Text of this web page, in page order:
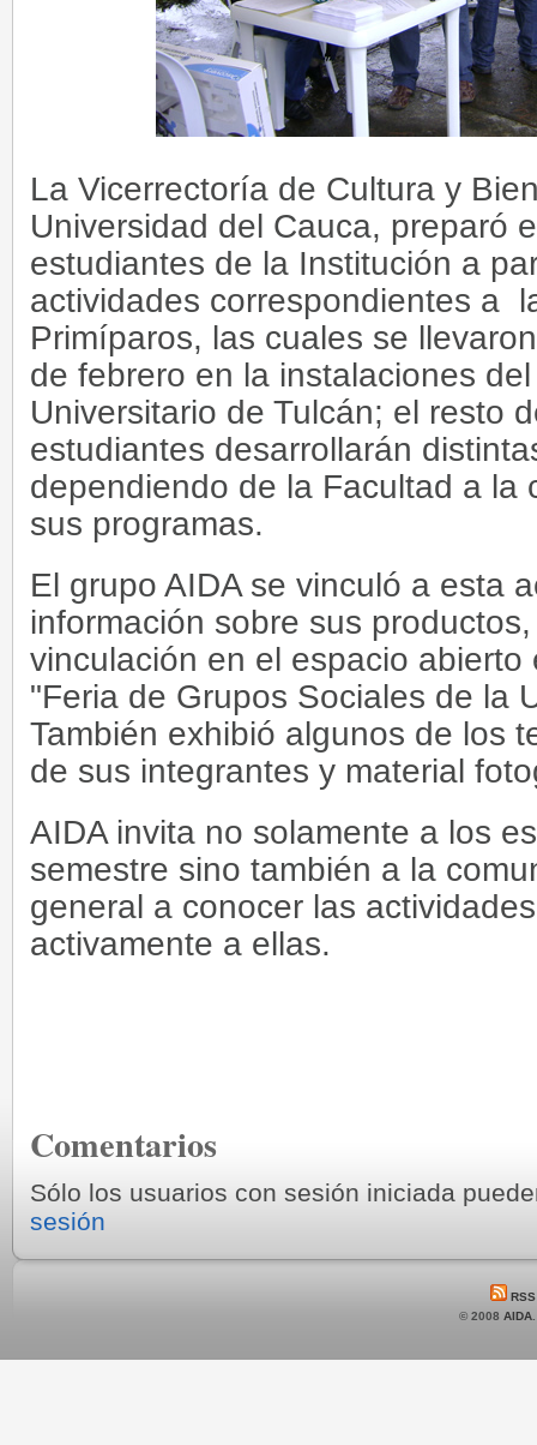
La Vicerrectoría de Cultura y
Universidad del Cauca, preparó
estudiantes de la Institución a
actividades correspondientes a
Primíparos, las cuales se
de febrero en la instalaciones
Universitario de Tulcán; el resto
estudiantes desarrollarán
dependiendo de la Facultad a la
sus programas.
El grupo AIDA se vinculó a esta
información sobre sus
vinculación en el espacio abierto
"Feria de Grupos Sociales de la
También exhibió algunos de los
de sus integrantes y material
AIDA invita no solamente a los
semestre sino también a la
general a conocer las
activamente a ellas.
Comentarios
Sólo los usuarios con sesión iniciada
sesión
RSS
© 2008 AIDA